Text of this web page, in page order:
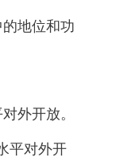
地位和功
外开放。
平对外开